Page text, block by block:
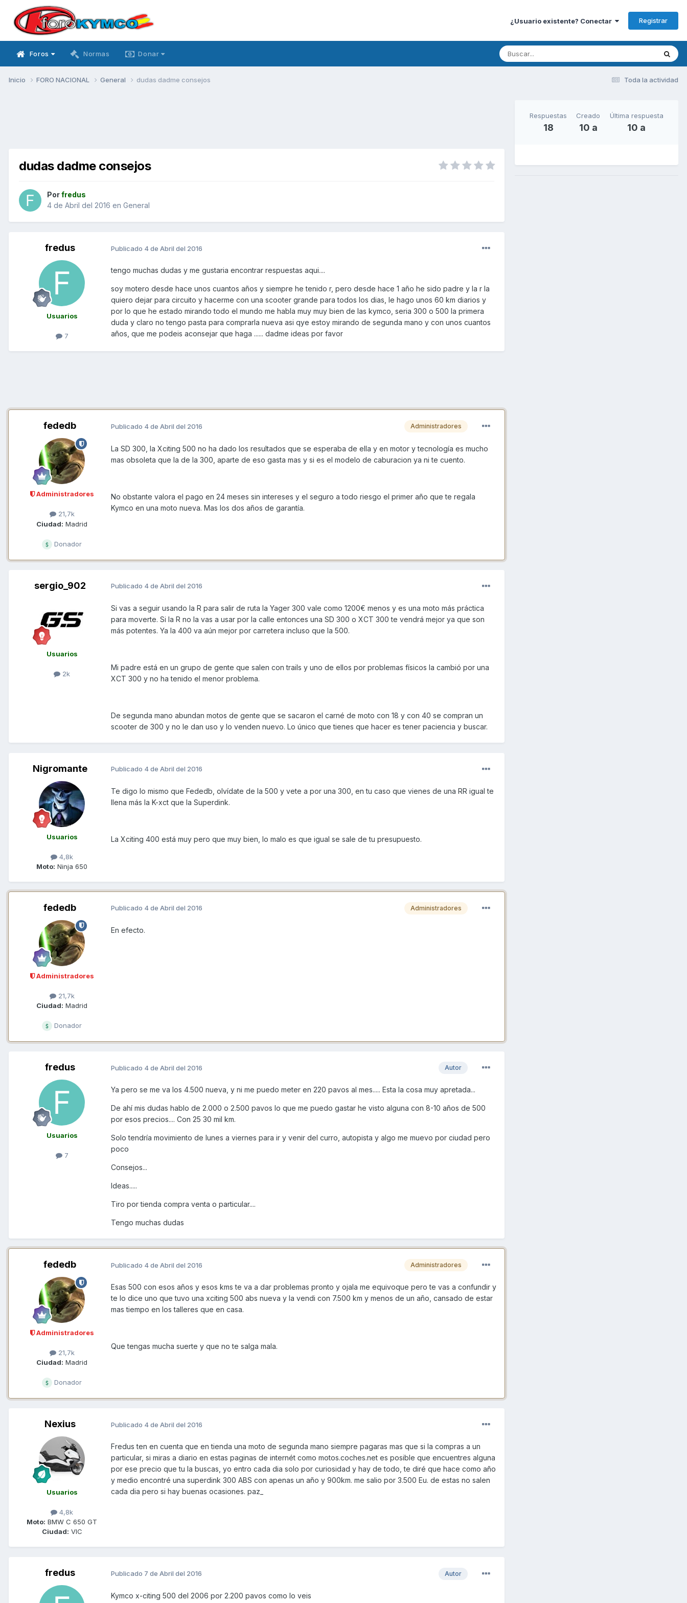
¿Usuario existente? Conectar Registrar
Foros Normas Donar
Toda la actividad
Inicio FORO NACIONAL General dudas dadme consejos
dudas dadme consejos
Porfredus
4 de Abril del 2016 en General
fredus
Usuarios
7
Publicado 4 de Abril del 2016
tengo muchas dudas y me gustaria encontrar respuestas aqui....
soy motero desde hace unos cuantos años y siempre he tenido r, pero desde hace 1 año he sido padre y la r la
quiero dejar para circuito y hacerme con una scooter grande para todos los dias, le hago unos 60 km diarios y
por lo que he estado mirando todo el mundo me habla muy muy bien de las kymco, seria 300 o 500 la primera
duda y claro no tengo pasta para comprarla nueva asi qye estoy mirando de segunda mano y con unos cuantos
años, que me podeis aconsejar que haga ...... dadme ideas por favor
fededb
Administradores
21,7k
Ciudad: Madrid
Donador
Administradores
Publicado 4 de Abril del 2016
La SD 300, la Xciting 500 no ha dado los resultados que se esperaba de ella y en motor y tecnología es mucho
mas obsoleta que la de la 300, aparte de eso gasta mas y si es el modelo de caburacion ya ni te cuento.
No obstante valora el pago en 24 meses sin intereses y el seguro a todo riesgo el primer año que te regala
Kymco en una moto nueva. Mas los dos años de garantía.
sergio_902
Usuarios
2k
Publicado 4 de Abril del 2016
Si vas a seguir usando la R para salir de ruta la Yager 300 vale como 1200€ menos y es una moto más práctica
para moverte. Si la R no la vas a usar por la calle entonces una SD 300 o XCT 300 te vendrá mejor ya que son
más potentes. Ya la 400 va aún mejor por carretera incluso que la 500.
Mi padre está en un grupo de gente que salen con trails y uno de ellos por problemas físicos la cambió por una
XCT 300 y no ha tenido el menor problema.
De segunda mano abundan motos de gente que se sacaron el carné de moto con 18 y con 40 se compran un
scooter de 300 y no le dan uso y lo venden nuevo. Lo único que tienes que hacer es tener paciencia y buscar.
Nigromante
Usuarios
4,8k
Moto: Ninja 650
Publicado 4 de Abril del 2016
Te digo lo mismo que Fededb, olvídate de la 500 y vete a por una 300, en tu caso que vienes de una RR igual te
llena más la K-xct que la Superdink.
La Xciting 400 está muy pero que muy bien, lo malo es que igual se sale de tu presupuesto.
fededb
Administradores
21,7k
Ciudad: Madrid
Donador
Administradores
Publicado 4 de Abril del 2016
En efecto.
fredus
Usuarios
7
Autor
Publicado 4 de Abril del 2016
Ya pero se me va los 4.500 nueva, y ni me puedo meter en 220 pavos al mes..... Esta la cosa muy apretada...
De ahí mis dudas hablo de 2.000 o 2.500 pavos lo que me puedo gastar he visto alguna con 8-10 años de 500
por esos precios.... Con 25 30 mil km.
Solo tendría movimiento de lunes a viernes para ir y venir del curro, autopista y algo me muevo por ciudad pero
poco
Consejos...
Ideas.....
Tiro por tienda compra venta o particular....
Tengo muchas dudas
fededb
Administradores
21,7k
Ciudad: Madrid
Donador
Administradores
Publicado 4 de Abril del 2016
Esas 500 con esos años y esos kms te va a dar problemas pronto y ojala me equivoque pero te vas a confundir y
te lo dice uno que tuvo una xciting 500 abs nueva y la vendi con 7.500 km y menos de un año, cansado de estar
mas tiempo en los talleres que en casa.
Que tengas mucha suerte y que no te salga mala.
Nexius
Usuarios
4,8k
Moto: BMW C 650 GT
Ciudad: VIC
Publicado 4 de Abril del 2016
Fredus ten en cuenta que en tienda una moto de segunda mano siempre pagaras mas que si la compras a un
particular, si miras a diario en estas paginas de internét como motos.coches.net es posible que encuentres alguna
por ese precio que tu la buscas, yo entro cada dia solo por curiosidad y hay de todo, te diré que hace como año
y medio encontré una superdink 300 ABS con apenas un año y 900km. me salio por 3.500 Eu. de estas no salen
cada dia pero si hay buenas ocasiones. paz_
fredus Autor
Publicado 7 de Abril del 2016
Kymco x-citing 500 del 2006 por 2.200 pavos como lo veis
Respuestas
18
Creado
10 a
Última respuesta
10 a